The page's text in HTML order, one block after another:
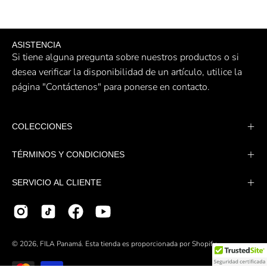
ASISTENCIA
Si tiene alguna pregunta sobre nuestros productos o si
desea verificar la disponibilidad de un artículo, utilice la
página "Contáctenos" para ponerse en contacto.
COLECCIONES
TÉRMINOS Y CONDICIONES
SERVICIO AL CLIENTE
© 2026, FILA Panamá. Esta tienda es proporcionada porShopify.